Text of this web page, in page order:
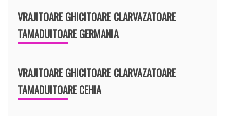
VRAJITOARE GHICITOARE CLARVAZATOARE
TAMADUITOARE GERMANIA
VRAJITOARE GHICITOARE CLARVAZATOARE
TAMADUITOARE CEHIA